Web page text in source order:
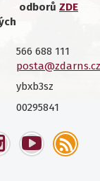
odborů ZDE
566 688 111
posta@zdarns.cz
ybxb3sz
00295841